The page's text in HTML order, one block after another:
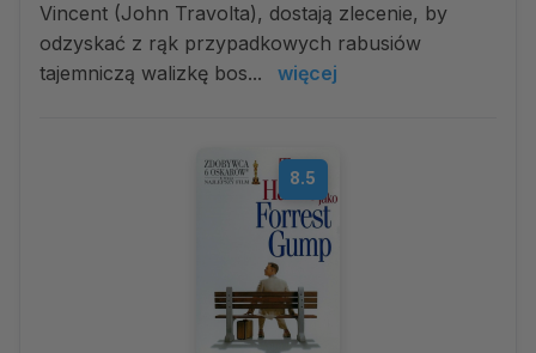
Vincent (John Travolta), dostają zlecenie, by
odzyskać z rąk przypadkowych rabusiów
tajemniczą walizkę bos...
więcej
8.5